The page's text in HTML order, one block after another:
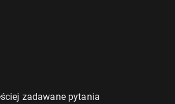
zadawane pytania